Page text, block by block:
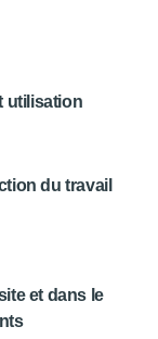
utilisation
du travail
et dans le